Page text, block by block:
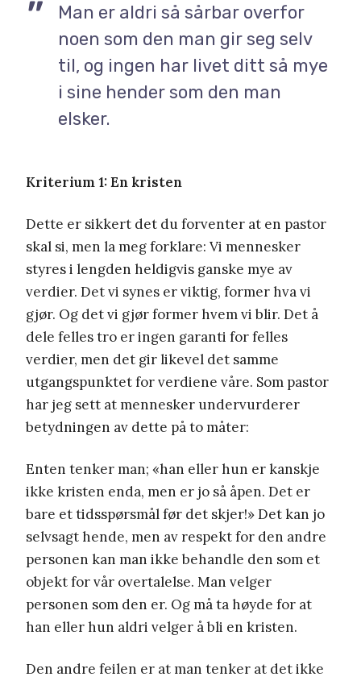
Man er aldri så sårbar overfor
noen som den man gir seg selv
til, og ingen har livet ditt så mye
i sine hender som den man
elsker.
Kriterium 1: En kristen
Dette er sikkert det du forventer at en pastor
skal si, men la meg forklare: Vi mennesker
styres i lengden heldigvis ganske mye av
verdier. Det vi synes er viktig, former hva vi
gjør. Og det vi gjør former hvem vi blir. Det å
dele felles tro er ingen garanti for felles
verdier, men det gir likevel det samme
utgangspunktet for verdiene våre. Som pastor
har jeg sett at mennesker undervurderer
betydningen av dette på to måter:
Enten tenker man; «han eller hun er kanskje
ikke kristen enda, men er jo så åpen. Det er
bare et tidsspørsmål før det skjer!» Det kan jo
selvsagt hende, men av respekt for den andre
personen kan man ikke behandle den som et
objekt for vår overtalelse. Man velger
personen som den er. Og må ta høyde for at
han eller hun aldri velger å bli en kristen.
Den andre feilen er at man tenker at det ikke